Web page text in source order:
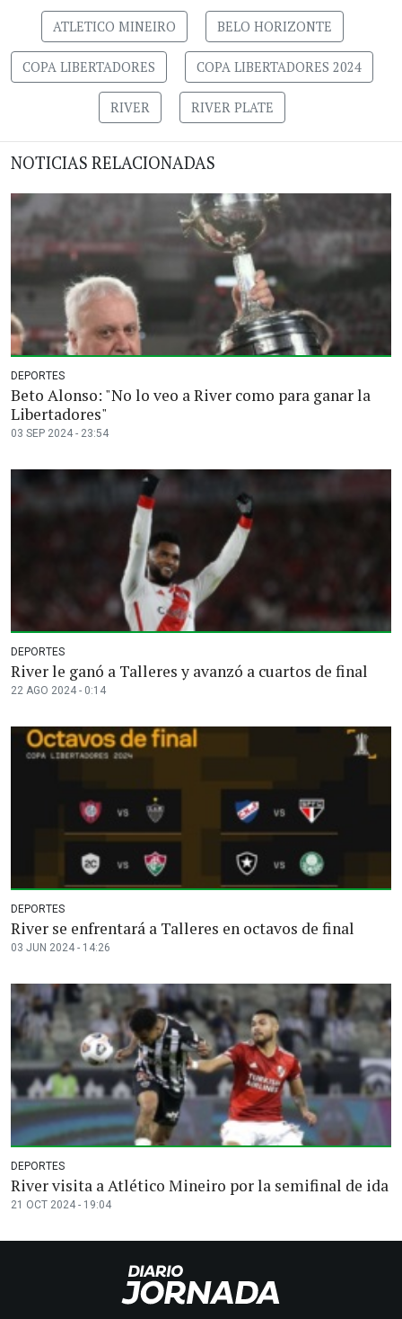
ATLETICO MINEIRO BELO HORIZONTE
COPA LIBERTADORES COPA LIBERTADORES 2024
RIVER RIVER PLATE
NOTICIAS RELACIONADAS
DEPORTES
Beto Alonso: "No lo veo a River como para ganar la
Libertadores"
03 SEP 2024 - 23:54
DEPORTES
River le ganó a Talleres y avanzó a cuartos de final
22 AGO 2024 - 0:14
DEPORTES
River se enfrentará a Talleres en octavos de final
03 JUN 2024 - 14:26
DEPORTES
River visita a Atlético Mineiro por la semifinal de ida
21 OCT 2024 - 19:04